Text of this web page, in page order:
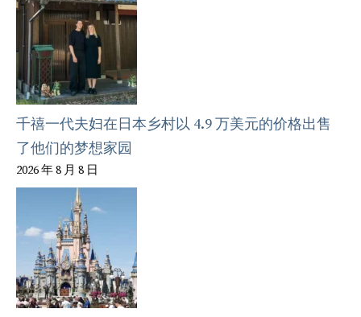
千禧一代夫妇在日本乡村以 4.9 万美元的价格出售
了他们的梦想家园
2026 年 8 月 8 日